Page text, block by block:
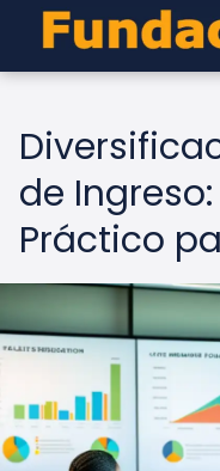
de
Práctico